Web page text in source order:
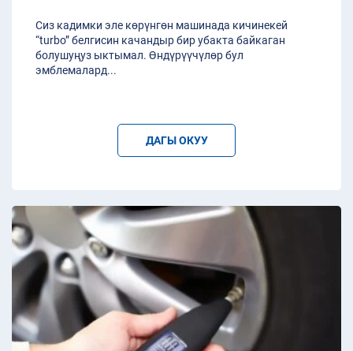
Сиз кадимки эле көрүнгөн машинада кичинекей
“turbo” белгисин качандыр бир убакта байкаган
болушуңуз ыктымал. Өндүрүүчүлөр бул
эмблемалард...
ДАГЫ ОКУУ